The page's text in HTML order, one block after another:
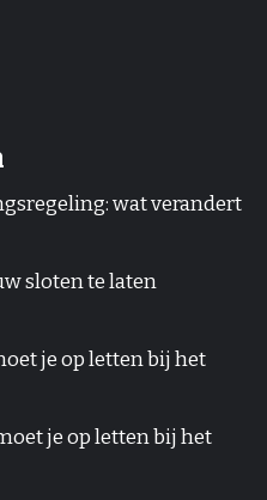
wat verandert
sloten te laten
je op letten bij het
je op letten bij het